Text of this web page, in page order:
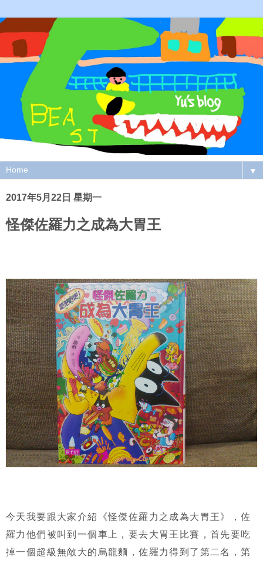
▼
2017年5月22日 星期一
怪傑佐羅力之成為大胃王
今天我要跟大家介紹《怪傑佐羅力之成為大胃王》，佐
羅力他們被叫到一個車上，要去大胃王比賽，首先要吃
掉一個超級無敵大的烏龍麵，佐羅力得到了第二名，第